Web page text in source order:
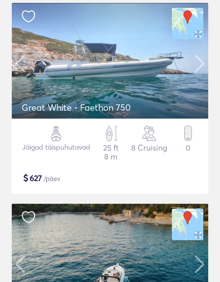
Great White - Faethon 750
Jäigad täispuhutavad
25 ft
8 m
8 Cruising 0
$627 /päev